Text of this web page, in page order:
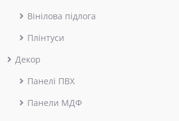
Вінілова підлога
Плінтуси
Декор
Панелі ПВХ
Панели МДФ